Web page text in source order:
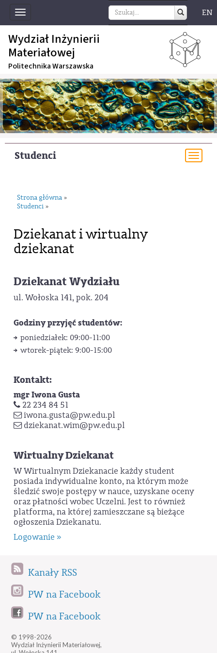
Toggle
navigation
EN
Wydział Inżynierii
Materiałowej
Politechnika Warszawska
Studenci
Strona główna »
Studenci »
Dziekanat i wirtualny
dziekanat
Dziekanat Wydziału
ul. Wołoska 141, pok. 204
Godziny przyjęć studentów:
poniedziałek: 09:00-11:00
wtorek-piątek: 9:00-15:00
Kontakt:
mgr Iwona Gusta
22 234 84 51
iwona.gusta@pw.edu.pl
dziekanat.wim@pw.edu.pl
Wirtualny Dziekanat
W Wirtualnym Dziekanacie każdy student
posiada indywidualne konto, na którym może
śledzić swoje postępy w nauce, uzyskane oceny
oraz płatności wobec Uczelni. Jest to również
platforma, na której zamieszczane są bieżące
ogłoszenia Dziekanatu.
Logowanie »
Kanały RSS
PW na Facebook
PW na Facebook
© 1998-2026
Wydział Inżynierii Materiałowej,